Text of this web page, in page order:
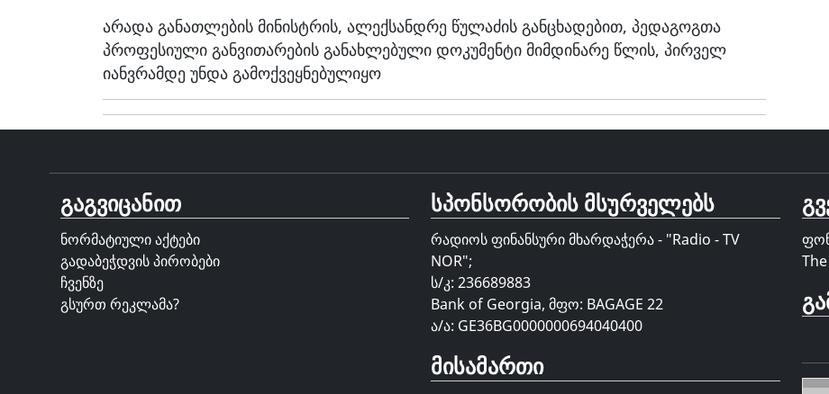
არადა განათლების მინისტრის, ალექსანდრე წულაძის განცხადებით, პედაგოგთა
პროფესიული განვითარების განახლებული დოკუმენტი მიმდინარე წლის, პირველ
იანვრამდე უნდა გამოქვეყნებულიყო
გაგვიცანით
ნორმატიული აქტები
გადაბეჭდვის პირობები
ჩვენზე
გსურთ რეკლამა?
სპონსორობის მსურველებს
რადიოს ფინანსური მხარდაჭერა - "Radio - TV
NOR";
ს/კ: 236689883
Bank of Georgia, მფო: BAGAGE 22
ა/ა: GE36BG0000000694040400
მისამართი